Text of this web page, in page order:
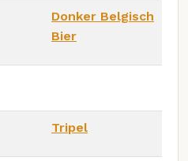
Donker Belgisch
Bier
Tripel